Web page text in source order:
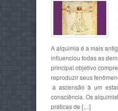
A alquimia é a mais
influenciou todas as
principal objetivo
reproduzir seus
a ascensão à um
consciência. Os
práticas de […]